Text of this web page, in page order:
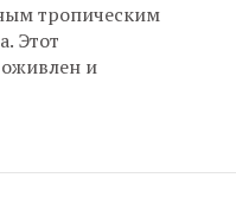
тропическим
Этот
и